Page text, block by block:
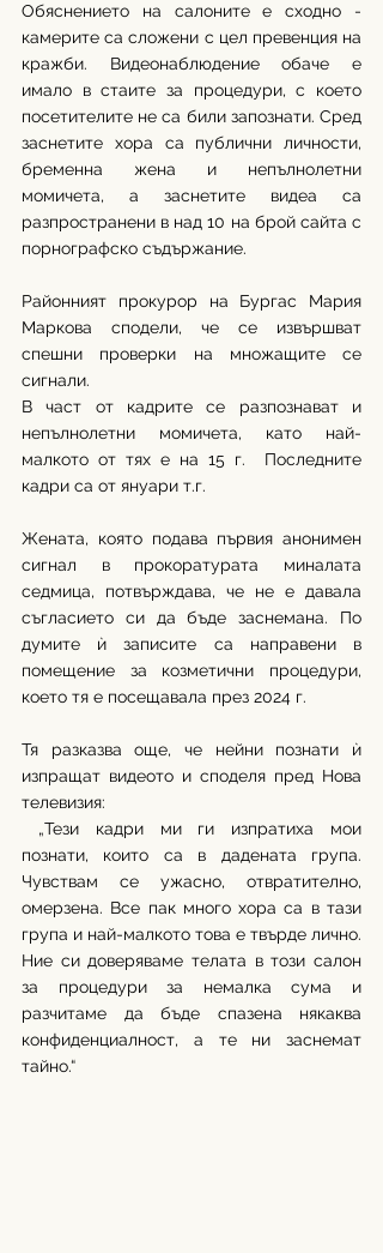
Обяснението на салоните е сходно -
камерите са сложени с цел превенция на
кражби. Видеонаблюдение обаче е
имало в стаите за процедури, с което
посетителите не са били запознати. Сред
заснетите хора са публични личности,
бременна жена и непълнолетни
момичета, а заснетите видеа са
разпространени в над 10 на брой сайта с
порнографско съдържание.
Районният прокурор на Бургас Мария
Маркова сподели, че се извършват
спешни проверки на множащите се
сигнали.
В част от кадрите се разпознават и
непълнолетни момичета, като най-
малкото от тях е на 15 г.  Последните
кадри са от януари т.г.
Жената, която подава първия анонимен
сигнал в прокоратурата миналата
седмица, потвърждава, че не е давала
съгласието си да бъде заснемана. По
думите ѝ записите са направени в
помещение за козметични процедури,
което тя е посещавала през 2024 г.
Тя разказва още, че нейни познати ѝ
изпращат видеото и споделя пред Нова
телевизия:
„Тези кадри ми ги изпратиха мои
познати, които са в дадената група.
Чувствам се ужасно, отвратително,
омерзена. Все пак много хора са в тази
група и най-малкото това е твърде лично.
Ние си доверяваме телата в този салон
за процедури за немалка сума и
разчитаме да бъде спазена някаква
конфиденциалност, а те ни заснемат
тайно.“